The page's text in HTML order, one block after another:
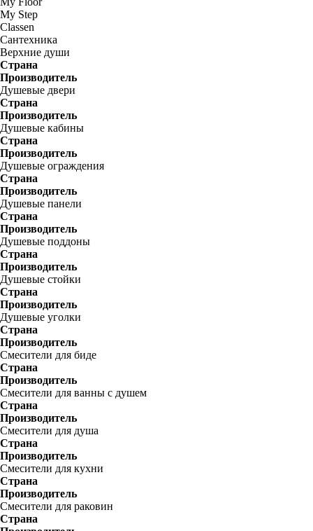
My Step
Classen
Сантехника
Верхние души
Страна
Производитель
Душевые двери
Страна
Производитель
Душевые кабины
Страна
Производитель
Душевые ограждения
Страна
Производитель
Душевые панели
Страна
Производитель
Душевые поддоны
Страна
Производитель
Душевые стойки
Страна
Производитель
Душевые уголки
Страна
Производитель
Смесители для биде
Страна
Производитель
Смесители для ванны с душем
Страна
Производитель
Смесители для душа
Страна
Производитель
Смесители для кухни
Страна
Производитель
Смесители для раковин
Страна